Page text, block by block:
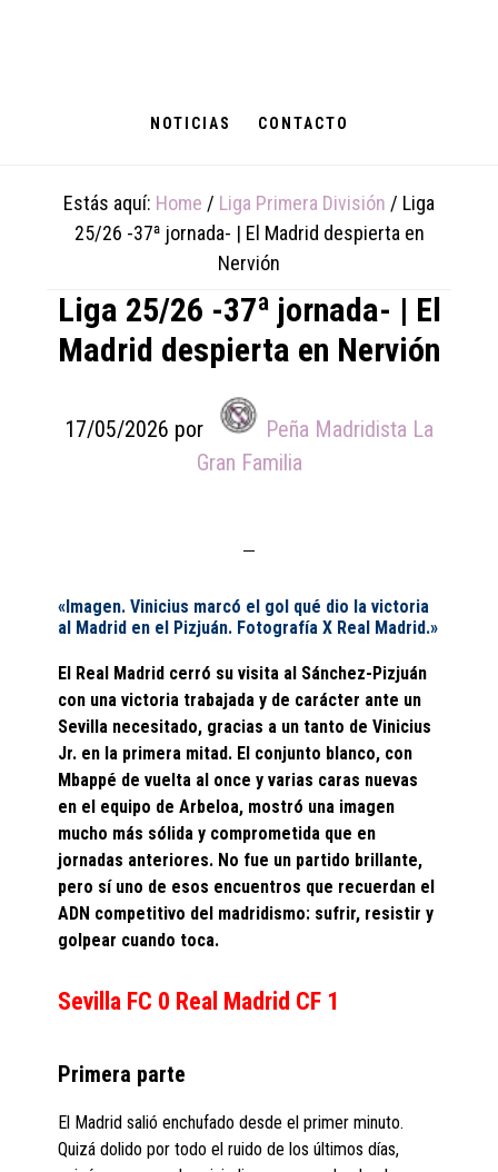
NOTICIAS CONTACTO
Estás aquí: Home / Liga Primera División / Liga
25/26 -37ª jornada- | El Madrid despierta en
Nervión
Liga 25/26 -37ª jornada- | El
Madrid despierta en Nervión
17/05/2026 por
Peña Madridista La
Gran Familia
«Imagen. Vinicius marcó el gol qué dio la victoria
al Madrid en el Pizjuán. Fotografía X Real Madrid.»
El Real Madrid cerró su visita al Sánchez-Pizjuán
con una victoria trabajada y de carácter ante un
Sevilla necesitado, gracias a un tanto de Vinicius
Jr. en la primera mitad. El conjunto blanco, con
Mbappé de vuelta al once y varias caras nuevas
en el equipo de Arbeloa, mostró una imagen
mucho más sólida y comprometida que en
jornadas anteriores. No fue un partido brillante,
pero sí uno de esos encuentros que recuerdan el
ADN competitivo del madridismo: sufrir, resistir y
golpear cuando toca.
Sevilla FC 0 Real Madrid CF 1
Primera parte
El Madrid salió enchufado desde el primer minuto.
Quizá dolido por todo el ruido de los últimos días,